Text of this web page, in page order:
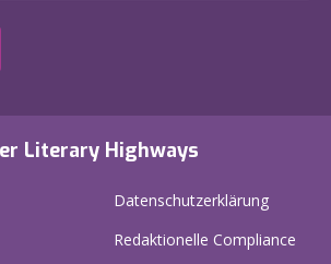
Literary Highways
Datenschutzerklärung
Redaktionelle Compliance